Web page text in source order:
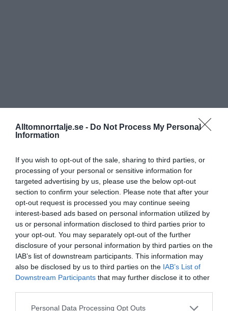
Alltomnorrtalje.se - Do Not Process My Personal
Information
If you wish to opt-out of the sale, sharing to third parties, or
processing of your personal or sensitive information for
targeted advertising by us, please use the below opt-out
section to confirm your selection. Please note that after your
opt-out request is processed you may continue seeing
interest-based ads based on personal information utilized by
us or personal information disclosed to third parties prior to
your opt-out. You may separately opt-out of the further
disclosure of your personal information by third parties on the
IAB’s list of downstream participants. This information may
also be disclosed by us to third parties on the IAB’s List of
Downstream Participants that may further disclose it to other
Personal Data Processing Opt Outs